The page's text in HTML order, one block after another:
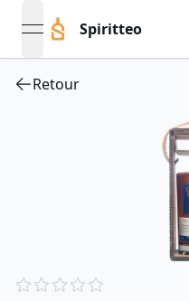
open navigation menu
Spiritteo
Retour
Reviews